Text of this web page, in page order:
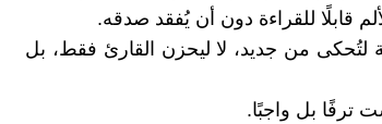
قابلًا للقراءة دون أن يُفقد صدقه.
لتُحكى من جديد، لا ليحزن القارئ فقط، بل
ترفًا بل واجبًا.